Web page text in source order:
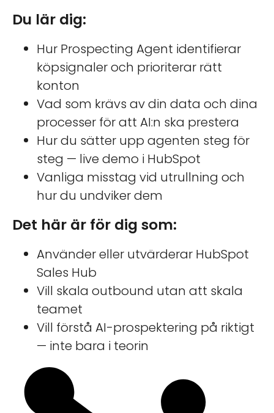
Du lär dig:
Hur Prospecting Agent identifierar
köpsignaler och prioriterar rätt
konton
Vad som krävs av din data och dina
processer för att AI:n ska prestera
Hur du sätter upp agenten steg för
steg — live demo i HubSpot
Vanliga misstag vid utrullning och
hur du undviker dem
Det här är för dig som:
Använder eller utvärderar HubSpot
Sales Hub
Vill skala outbound utan att skala
teamet
Vill förstå AI-prospektering på riktigt
— inte bara i teorin